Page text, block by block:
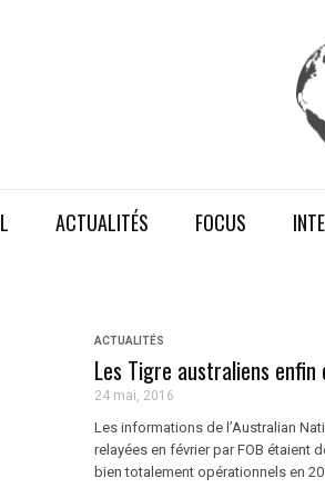
ACTUALITÉS FOCUS
ACTUALITÉS
Les Tigre australiens enfin
24 mai, 2016
Les informations de l’Australian
relayées en février par FOB étaient
bien totalement opérationnels en